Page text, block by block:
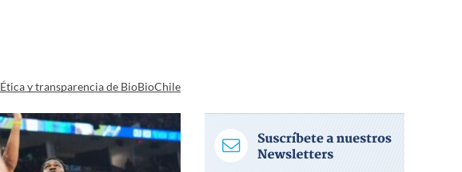
Ética y transparencia de BioBioChile